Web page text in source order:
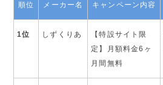
順位 メーカー名 キャンペーン内容
1位 しずくりあ
【特設サイト限
定】月額料金6ヶ
月間無料